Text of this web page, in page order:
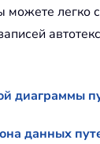
можете легко
диаграммы
данных